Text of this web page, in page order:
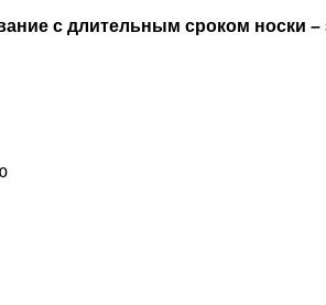
с длительным сроком носки